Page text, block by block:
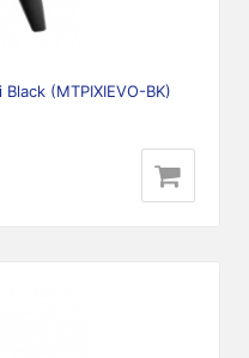
(MTPIXIEVO-BK)